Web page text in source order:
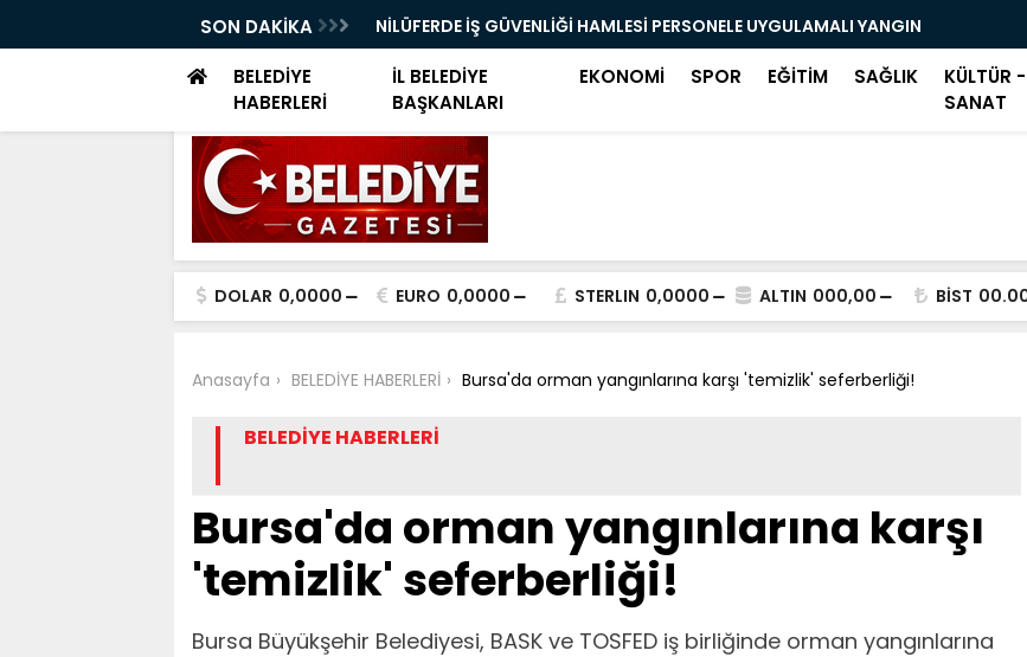
SON DAKİKA
DÜNYA SAĞLIK ÖRGÜTÜ KÜRSÜSÜNDE
NİLÜFERDE İŞ GÜVENLİĞİ HAMLESİ PERSONELE UYGULAMALI YANGIN
EĞİTİMİ
BAŞLADI
BELEDİYE
HABERLERİ
İL BELEDİYE
BAŞKANLARI
EKONOMİ SPOR EĞİTİM SAĞLIK
KÜLTÜR -
SANAT
DOLAR 0,0000 EURO 0,0000 STERLIN 0,0000 ALTIN 000,00 BİST
Anasayfa BELEDİYE HABERLERİ Bursa'da orman yangınlarına karşı 'temizlik' seferberliği!
BELEDİYE HABERLERİ
Bursa'da orman yangınlarına karşı
'temizlik' seferberliği!
Bursa Büyükşehir Belediyesi, BASK ve TOSFED iş birliğinde orman yangınlarına